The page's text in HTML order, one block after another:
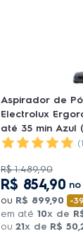
Aspirador de
Electrolux
até 35 min Azul
R$ 1.489,90
R$ 854,90 no
ou R$ 899,90 -
em até 10x de
ou 21x de R$ 50,